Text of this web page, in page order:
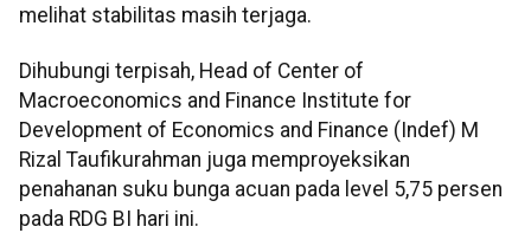
melihat stabilitas masih terjaga.
Dihubungi terpisah, Head of Center of
Macroeconomics and Finance Institute for
Development of Economics and Finance (Indef) M
Rizal Taufikurahman juga memproyeksikan
penahanan suku bunga acuan pada level 5,75 persen
pada RDG BI hari ini.